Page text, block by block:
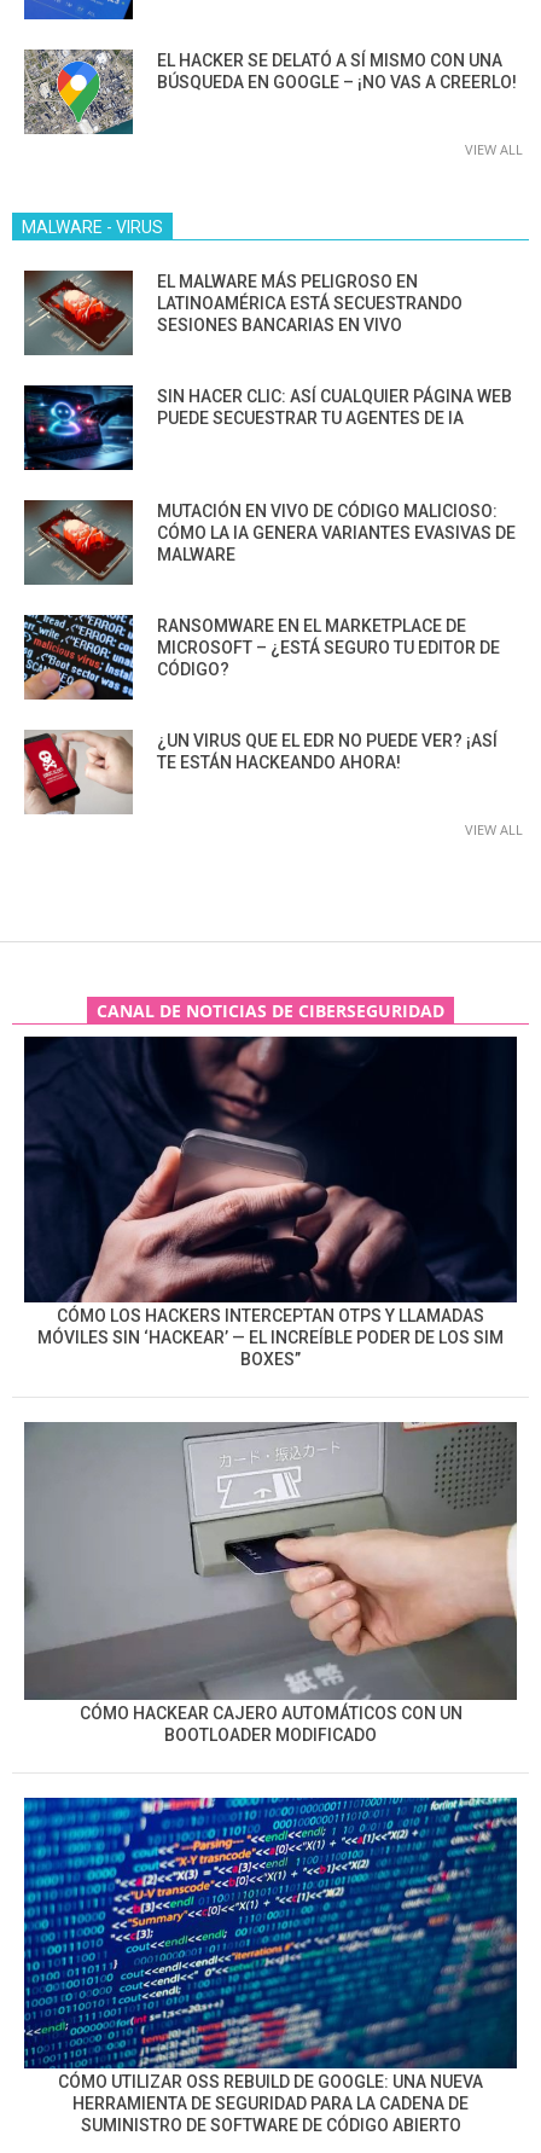
EL HACKER SE DELATÓ A SÍ MISMO CON UNA
BÚSQUEDA EN GOOGLE – ¡NO VAS A CREERLO!
VIEW ALL
MALWARE - VIRUS
EL MALWARE MÁS PELIGROSO EN
LATINOAMÉRICA ESTÁ SECUESTRANDO
SESIONES BANCARIAS EN VIVO
SIN HACER CLIC: ASÍ CUALQUIER PÁGINA WEB
PUEDE SECUESTRAR TU AGENTES DE IA
MUTACIÓN EN VIVO DE CÓDIGO MALICIOSO:
CÓMO LA IA GENERA VARIANTES EVASIVAS DE
MALWARE
RANSOMWARE EN EL MARKETPLACE DE
MICROSOFT – ¿ESTÁ SEGURO TU EDITOR DE
CÓDIGO?
¿UN VIRUS QUE EL EDR NO PUEDE VER? ¡ASÍ
TE ESTÁN HACKEANDO AHORA!
VIEW ALL
CANAL DE NOTICIAS DE CIBERSEGURIDAD
CÓMO LOS HACKERS INTERCEPTAN OTPS Y LLAMADAS
MÓVILES SIN ‘HACKEAR’ — EL INCREÍBLE PODER DE LOS SIM
BOXES”
CÓMO HACKEAR CAJERO AUTOMÁTICOS CON UN
BOOTLOADER MODIFICADO
CÓMO UTILIZAR OSS REBUILD DE GOOGLE: UNA NUEVA
HERRAMIENTA DE SEGURIDAD PARA LA CADENA DE
SUMINISTRO DE SOFTWARE DE CÓDIGO ABIERTO